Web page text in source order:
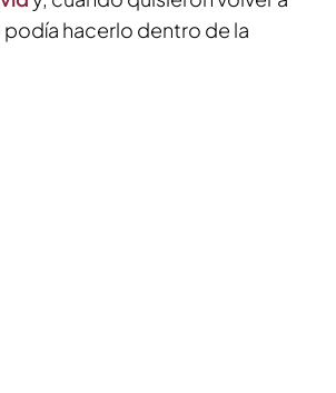
podía hacerlo dentro de la